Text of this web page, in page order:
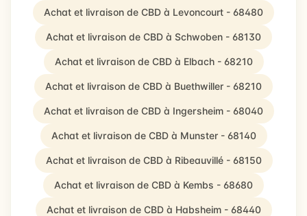
Achat et livraison de CBD à Levoncourt - 68480
Achat et livraison de CBD à Schwoben - 68130
Achat et livraison de CBD à Elbach - 68210
Achat et livraison de CBD à Buethwiller - 68210
Achat et livraison de CBD à Ingersheim - 68040
Achat et livraison de CBD à Munster - 68140
Achat et livraison de CBD à Ribeauvillé - 68150
Achat et livraison de CBD à Kembs - 68680
Achat et livraison de CBD à Habsheim - 68440